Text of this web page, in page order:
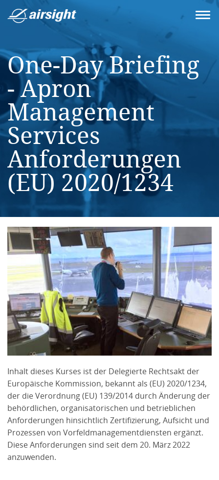
One-Day Briefing
- Apron
Management
Services
Anforderungen
(EU) 2020/1234
Inhalt dieses Kurses ist der Delegierte Rechtsakt der
Europäische Kommission, bekannt als (EU) 2020/1234,
der die Verordnung (EU) 139/2014 durch Änderung der
behördlichen, organisatorischen und betrieblichen
Anforderungen hinsichtlich Zertifizierung, Aufsicht und
Prozessen von Vorfeldmanagementdiensten ergänzt.
Diese Anforderungen sind seit dem 20. März 2022
anzuwenden.